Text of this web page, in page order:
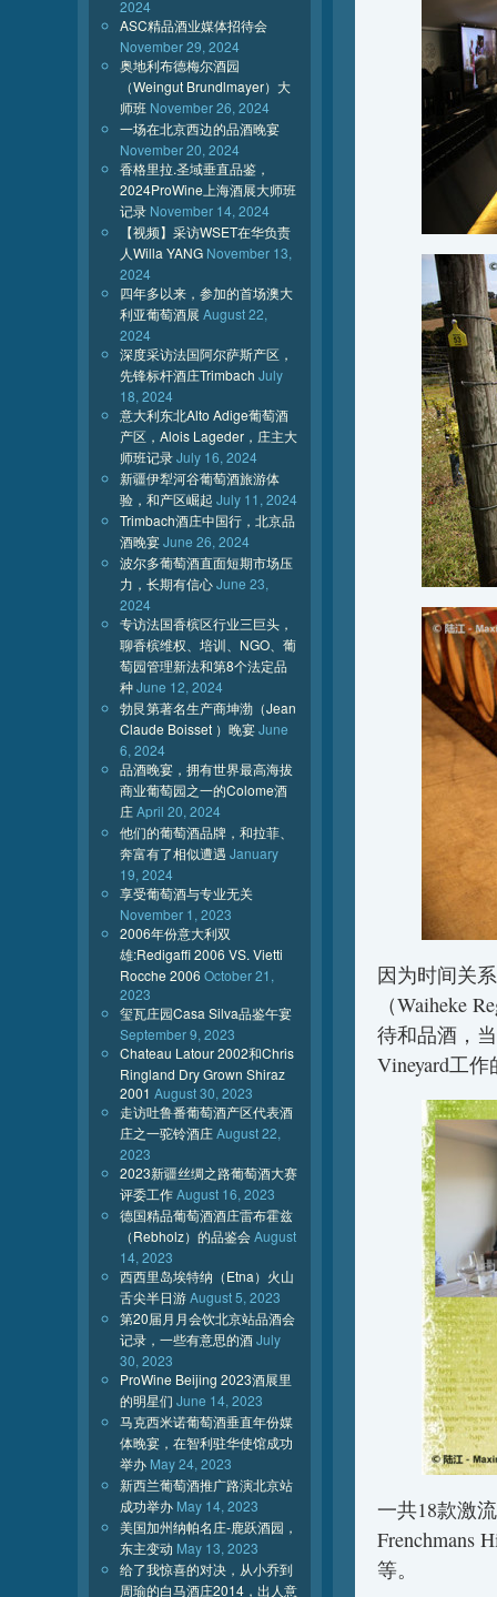
因为时间关
（Waiheke
待和品酒，
Vineyard工
一共18款激
Frenchmans
等。
2024
ASC精品酒业媒体招待会
November 29, 2024
奥地利布德梅尔酒园
（Weingut Brundlmayer）大
师班 November 26, 2024
一场在北京西边的品酒晚宴
November 20, 2024
香格里拉.圣域垂直品鉴，
2024ProWine上海酒展大师班
记录 November 14, 2024
【视频】采访WSET在华负责
人Willa YANG November 13,
2024
四年多以来，参加的首场澳大
利亚葡萄酒展 August 22,
2024
深度采访法国阿尔萨斯产区，
先锋标杆酒庄Trimbach July
18, 2024
意大利东北Alto Adige葡萄酒
产区，Alois Lageder，庄主大
师班记录July 16, 2024
新疆伊犁河谷葡萄酒旅游体
验，和产区崛起 July 11, 2024
Trimbach酒庄中国行，北京品
酒晚宴June 26, 2024
波尔多葡萄酒直面短期市场压
力，长期有信心June 23,
2024
专访法国香槟区行业三巨头，
聊香槟维权、培训、NGO、葡
萄园管理新法和第8个法定品
种June 12, 2024
勃艮第著名生产商坤渤（Jean
Claude Boisset ）晚宴June
6, 2024
品酒晚宴，拥有世界最高海拔
商业葡萄园之一的Colome酒
庄April 20, 2024
他们的葡萄酒品牌，和拉菲、
奔富有了相似遭遇 January
19, 2024
享受葡萄酒与专业无关
November 1, 2023
2006年份意大利双
雄:Redigaffi 2006 VS. Vietti
Rocche 2006 October 21,
2023
玺瓦庄园Casa Silva品鉴午宴
September 9, 2023
Chateau Latour 2002和Chris
Ringland Dry Grown Shiraz
2001 August 30, 2023
走访吐鲁番葡萄酒产区代表酒
庄之一驼铃酒庄August 22,
2023
2023新疆丝绸之路葡萄酒大赛
评委工作August 16, 2023
德国精品葡萄酒酒庄雷布霍兹
（Rebholz）的品鉴会August
14, 2023
西西里岛埃特纳（Etna）火山
舌尖半日游August 5, 2023
第20届月月会饮北京站品酒会
记录，一些有意思的酒July
30, 2023
ProWine Beijing 2023酒展里
的明星们 June 14, 2023
马克西米诺葡萄酒垂直年份媒
体晚宴，在智利驻华使馆成功
举办 May 24, 2023
新西兰葡萄酒推广路演北京站
成功举办 May 14, 2023
美国加州纳帕名庄-鹿跃酒园，
东主变动 May 13, 2023
给了我惊喜的对决，从小乔到
周瑜的白马酒庄2014，出人意